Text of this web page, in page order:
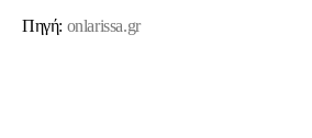
Πηγή: onlarissa.gr